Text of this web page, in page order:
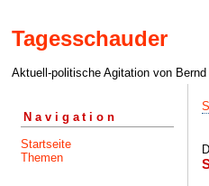
Tagesschauder
Aktuell-politische Agitation von Bernd
Navigation
Startseite
Themen